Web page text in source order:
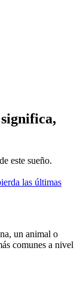
este sueño.
las últimas
un animal o
comunes a nivel